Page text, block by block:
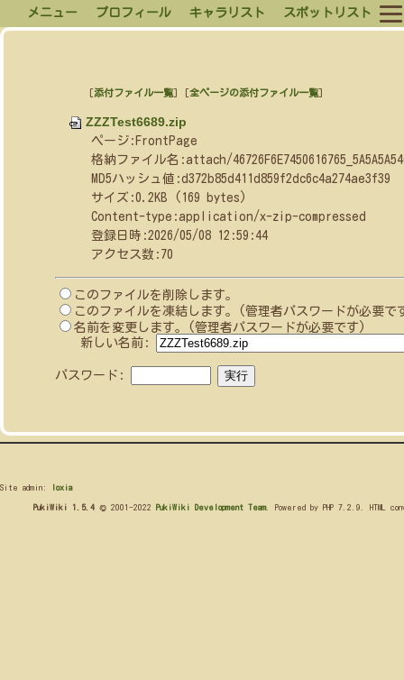
メニュー プロフィール キャラリスト スポットリスト
[添付ファイル一覧] [全ページの添付ファイル一覧]
ZZZTest6689.zip
ページ:FrontPage
格納ファイル名:attach/
MD5ハッシュ値:d372b85d411d859f2dc6c4a274ae3f39
サイズ:0.2KB (169 bytes)
Content-type:application/x-zip-compressed
登録日時:2026/05/08 12:59:44
アクセス数:70
このファイルを削除します。
このファイルを凍結します。(管理者パスワードが必要で
名前を変更します。(管理者パスワードが必要です)
新しい名前:
パスワード:
Site admin: loxia
PukiWiki 1.5.4 © 2001-2022 PukiWiki Development Team. Powered by PHP 7.2.9. HTML